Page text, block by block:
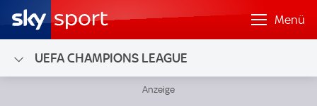
Menü
UEFA CHAMPIONS LEAGUE